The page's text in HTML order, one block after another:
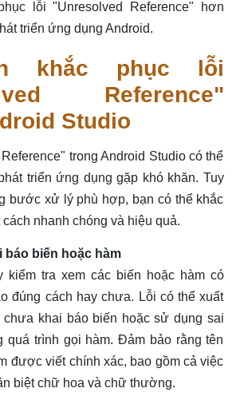
lỗi "Unresolved Reference" hơn
triển ứng dụng Android.
khắc phục lỗi
Reference"
Studio
trong Android Studio có thể
triển ứng dụng gặp khó khăn. Tuy
bước xử lý phù hợp, bạn có thể khắc
nhanh chóng và hiệu quả.
báo biến hoặc hàm
kiểm tra xem các biến hoặc hàm có
đúng cách hay chưa. Lỗi có thể xuất
chưa khai báo biến hoặc sử dụng sai
quá trình gọi hàm. Đảm bảo rằng tên
được viết chính xác, bao gồm cả việc
biệt chữ hoa và chữ thường.